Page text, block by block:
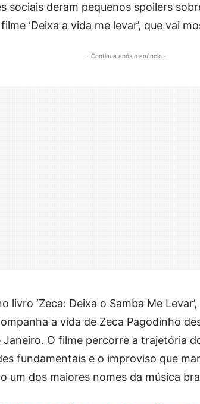
sociais deram pequenos spoilers
‘Deixa a vida me levar’, que vai
- Continua após o anúncio -
livro ‘Zeca: Deixa o Samba Me
a vida de Zeca Pagodinho
Janeiro. O filme percorre a trajetória
fundamentais e o improviso que
um dos maiores nomes da música